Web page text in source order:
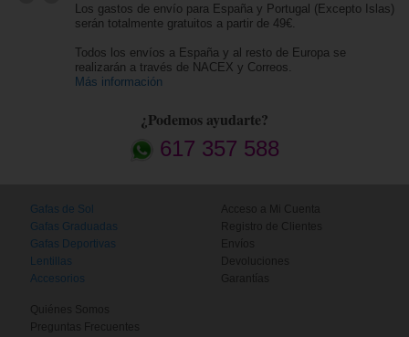
Los gastos de envío para España y Portugal (Excepto Islas)
serán totalmente gratuitos a partir de 49€.
Todos los envíos a España y al resto de Europa se
realizarán a través de NACEX y Correos.
Más información
¿Podemos ayudarte?
617 357 588
Gafas de Sol
Gafas Graduadas
Gafas Deportivas
Lentillas
Accesorios
Acceso a Mi Cuenta
Registro de Clientes
Envíos
Devoluciones
Garantías
Quiénes Somos
Preguntas Frecuentes